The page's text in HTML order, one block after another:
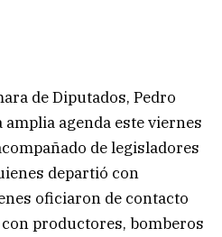
de Diputados, Pedro
agenda este viernes
de legisladores
departió con
oficiaron de contacto
productores, bomberos